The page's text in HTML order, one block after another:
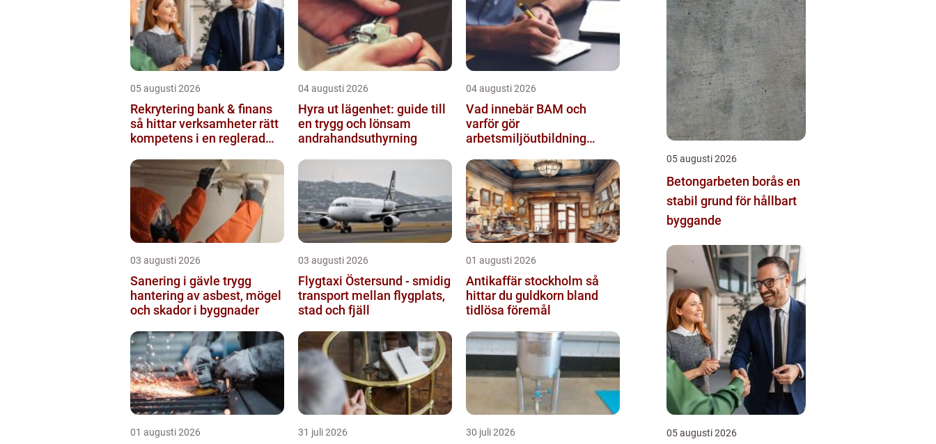
05 augusti 2026
Rekrytering bank & finans
så hittar verksamheter rätt
kompetens i en reglerad
04 augusti 2026
Hyra ut lägenhet: guide till
en trygg och lönsam
andrahandsuthyrning
04 augusti 2026
Vad innebär BAM och
varför gör
arbetsmiljöutbildning
03 augusti 2026
Sanering i gävle trygg
hantering av asbest, mögel
och skador i byggnader
03 augusti 2026
Flygtaxi Östersund - smidig
transport mellan flygplats,
stad och fjäll
01 augusti 2026
Antikaffär stockholm så
hittar du guldkorn bland
tidlösa föremål
01 augusti 2026 31 juli 2026 30 juli 2026
05 augusti 2026
Betongarbeten borås en
stabil grund för hållbart
byggande
05 augusti 2026